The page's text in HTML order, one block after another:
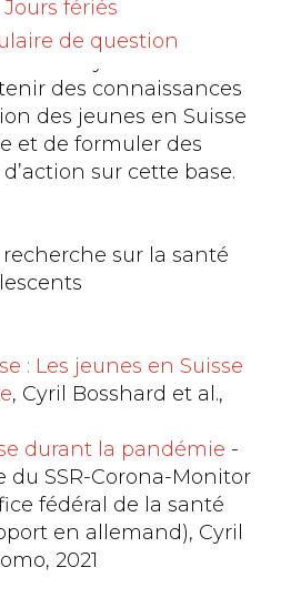
Jours fériés
de question
quotidienne des
des moins de 35
des connaissances
des jeunes en Suisse
et de formuler des
sur cette base.
sur la santé
: Les jeunes en Suisse
, Cyril Bosshard et al.,
durant la pandémie -
du SSR-Corona-Monitor
fédéral de la santé
en allemand), Cyril
2021